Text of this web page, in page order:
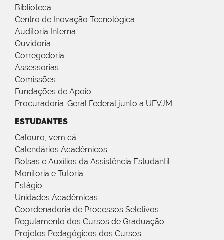
Biblioteca
Centro de Inovação Tecnológica
Auditoria Interna
Ouvidoria
Corregedoria
Assessorias
Comissões
Fundações de Apoio
Procuradoria-Geral Federal junto a UFVJM
ESTUDANTES
Calouro, vem cá
Calendários Acadêmicos
Bolsas e Auxílios da Assistência Estudantil
Monitoria e Tutoria
Estágio
Unidades Acadêmicas
Coordenadoria de Processos Seletivos
Regulamento dos Cursos de Graduação
Projetos Pedagógicos dos Cursos